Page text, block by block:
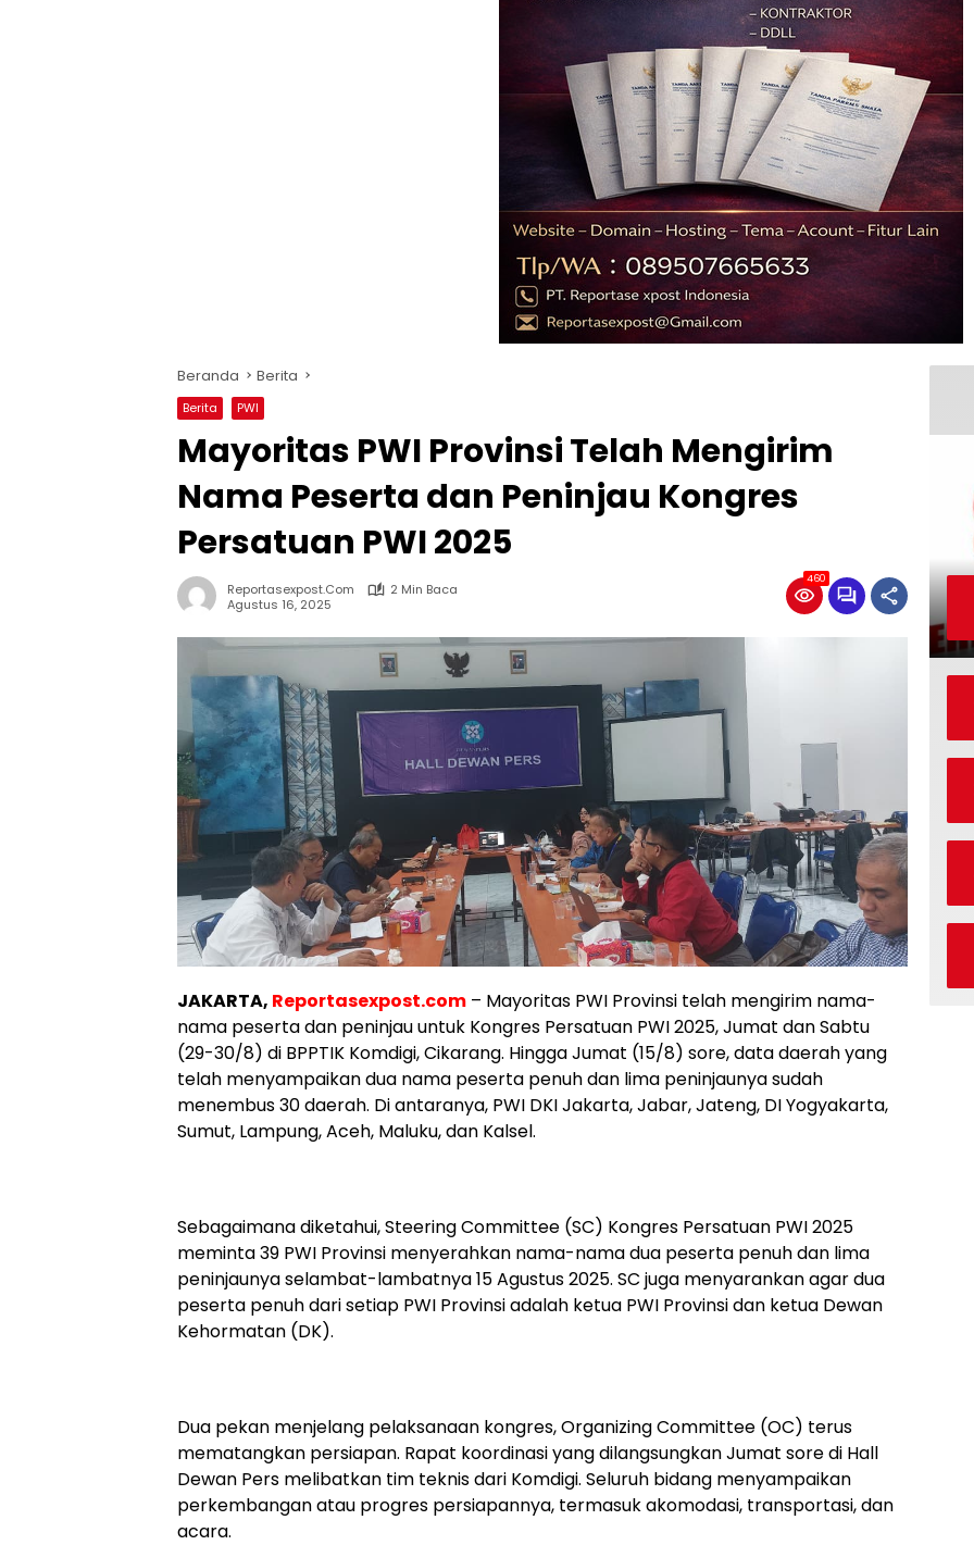
Beranda Berita
Berita PWI
Mayoritas PWI Provinsi Telah Mengirim
Nama Peserta dan Peninjau Kongres
Persatuan PWI 2025
Reportasexpost.com
2 Min Baca
Agustus 16, 2025
460
JAKARTA, Reportasexpost.com – Mayoritas PWI Provinsi telah mengirim nama-
nama peserta dan peninjau untuk Kongres Persatuan PWI 2025, Jumat dan Sabtu
(29-30/8) di BPPTIK Komdigi, Cikarang. Hingga Jumat (15/8) sore, data daerah yang
telah menyampaikan dua nama peserta penuh dan lima peninjaunya sudah
menembus 30 daerah. Di antaranya, PWI DKI Jakarta, Jabar, Jateng, DI Yogyakarta,
Sumut, Lampung, Aceh, Maluku, dan Kalsel.
Sebagaimana diketahui, Steering Committee (SC) Kongres Persatuan PWI 2025
meminta 39 PWI Provinsi menyerahkan nama-nama dua peserta penuh dan lima
peninjaunya selambat-lambatnya 15 Agustus 2025. SC juga menyarankan agar dua
peserta penuh dari setiap PWI Provinsi adalah ketua PWI Provinsi dan ketua Dewan
Kehormatan (DK).
Dua pekan menjelang pelaksanaan kongres, Organizing Committee (OC) terus
mematangkan persiapan. Rapat koordinasi yang dilangsungkan Jumat sore di Hall
Dewan Pers melibatkan tim teknis dari Komdigi. Seluruh bidang menyampaikan
perkembangan atau progres persiapannya, termasuk akomodasi, transportasi, dan
acara.